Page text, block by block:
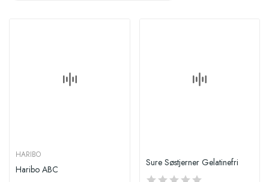
HARIBO
Haribo ABC
Sure Søstjerner Gelatinefri